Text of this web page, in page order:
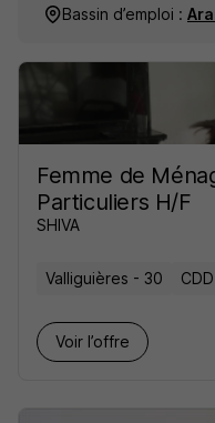
Bassin d’emploi :
Femme de
Particuliers H/F
SHIVA
Valliguières - 30 CDD
Voir l’offre